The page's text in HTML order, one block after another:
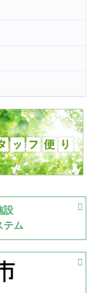
古池運動広場
設
テム